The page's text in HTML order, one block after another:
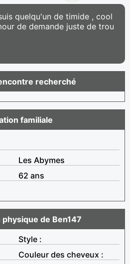
quelqu'un de timide , cool
de demande juste de trou
recherché
familiale
Les Abymes
62 ans
de Ben147
Style :
Couleur des cheveux :